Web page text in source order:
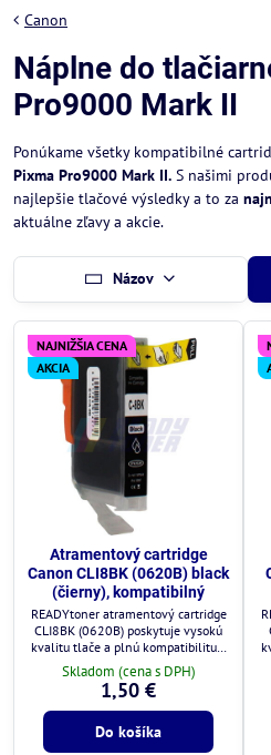
Canon
Náplne do
Pro9000 Mark II
Ponúkame všetky kompatibilné
Pixma Pro9000 Mark II. S našimi
najlepšie tlačové výsledky a to za
aktuálne zľavy a akcie.
Názov
NAJNIŽŠIA CENA
AKCIA
Atramentový cartridge
Canon CLI8BK (0620B) black
(čierny), kompatibilný
READYtoner atramentový cartridge
CLI8BK (0620B) poskytuje vysokú
kvalitu tlače a plnú kompatibilitu s
tlačiarňami Canon.
Skladom (cena s DPH)
1,50 €
Do košíka